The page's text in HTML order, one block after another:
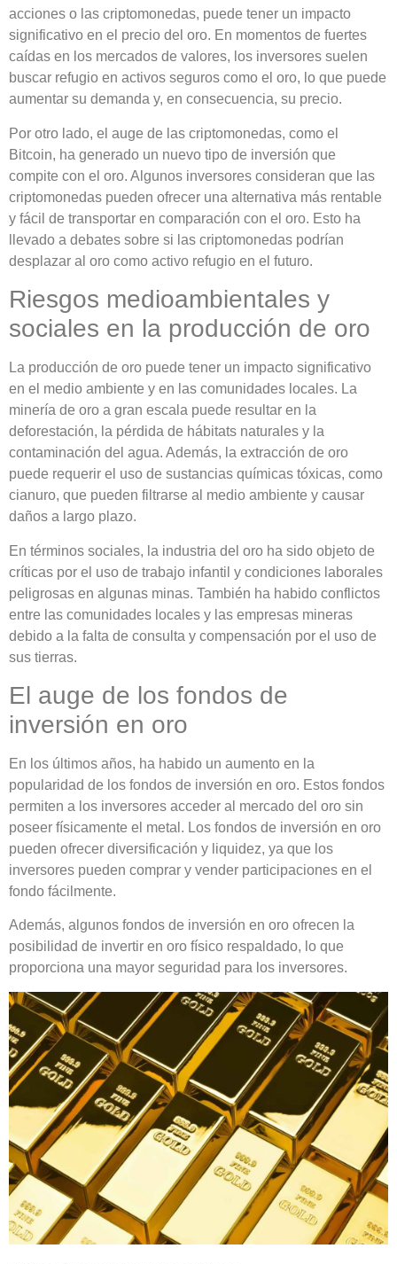
acciones o las criptomonedas, puede tener un impacto
significativo en el precio del oro. En momentos de fuertes
caídas en los mercados de valores, los inversores suelen
buscar refugio en activos seguros como el oro, lo que puede
aumentar su demanda y, en consecuencia, su precio.
Por otro lado, el auge de las criptomonedas, como el
Bitcoin, ha generado un nuevo tipo de inversión que
compite con el oro. Algunos inversores consideran que las
criptomonedas pueden ofrecer una alternativa más rentable
y fácil de transportar en comparación con el oro. Esto ha
llevado a debates sobre si las criptomonedas podrían
desplazar al oro como activo refugio en el futuro.
Riesgos medioambientales y
sociales en la producción de oro
La producción de oro puede tener un impacto significativo
en el medio ambiente y en las comunidades locales. La
minería de oro a gran escala puede resultar en la
deforestación, la pérdida de hábitats naturales y la
contaminación del agua. Además, la extracción de oro
puede requerir el uso de sustancias químicas tóxicas, como
cianuro, que pueden filtrarse al medio ambiente y causar
daños a largo plazo.
En términos sociales, la industria del oro ha sido objeto de
críticas por el uso de trabajo infantil y condiciones laborales
peligrosas en algunas minas. También ha habido conflictos
entre las comunidades locales y las empresas mineras
debido a la falta de consulta y compensación por el uso de
sus tierras.
El auge de los fondos de
inversión en oro
En los últimos años, ha habido un aumento en la
popularidad de los fondos de inversión en oro. Estos fondos
permiten a los inversores acceder al mercado del oro sin
poseer físicamente el metal. Los fondos de inversión en oro
pueden ofrecer diversificación y liquidez, ya que los
inversores pueden comprar y vender participaciones en el
fondo fácilmente.
Además, algunos fondos de inversión en oro ofrecen la
posibilidad de invertir en oro físico respaldado, lo que
proporciona una mayor seguridad para los inversores.